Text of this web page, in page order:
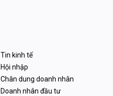
Tin kinh tế
Hội nhập
Chân dung doanh nhân
Doanh nhân đầu tư